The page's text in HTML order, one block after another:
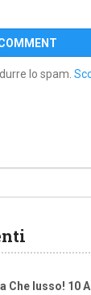
lo spam.
Che lusso! 10